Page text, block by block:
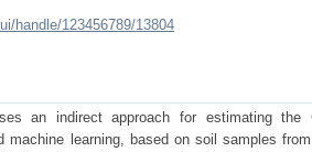
handle/123456789/13804
an indirect approach for estimating the
machine learning, based on soil samples